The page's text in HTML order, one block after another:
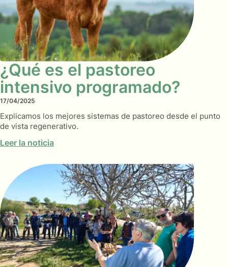
¿Qué es el pastoreo
intensivo programado?
17/04/2025
Explicamos los mejores sistemas de pastoreo desde el punto
de vista regenerativo.
Leer la noticia